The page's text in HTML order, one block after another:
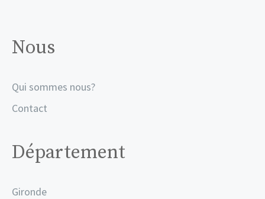
Nous
Qui sommes nous?
Contact
Département
Gironde